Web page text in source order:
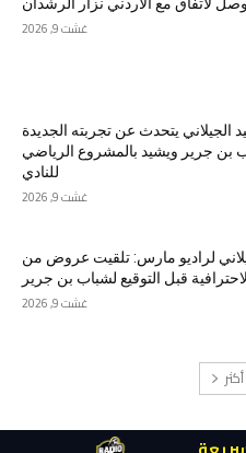
غشت 9, 2026
الجيلاني يتحدث عن تجربته الجديدة
بن جرير ويشيد بالمشروع الرياضي
للنادي
غشت 9, 2026
لراديو مارس: تلقيت عروض من
قبل التوقيع لشباب بن جرير
غشت 9, 2026